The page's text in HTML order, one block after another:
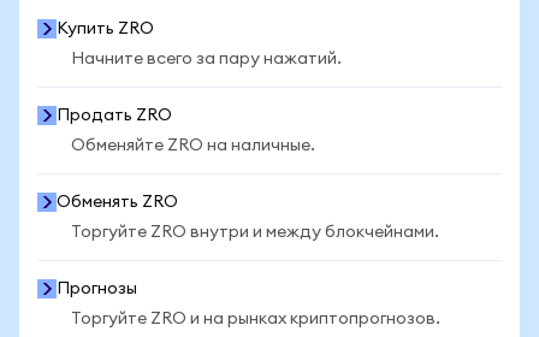
Купить ZRO
Начните всего за пару нажатий.
Продать ZRO
Обменяйте ZRO на наличные.
Обменять ZRO
Торгуйте ZRO внутри и между блокчейнами.
Прогнозы
Торгуйте ZRO и на рынках криптопрогнозов.